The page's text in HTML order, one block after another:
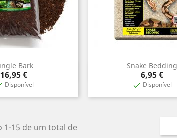
Bark
Preço
16,95 €
Disponível
Vista rápida
Snake Bedding
Preço
6,95 €
 Disponível
Vista rápida
1-15 de um total de